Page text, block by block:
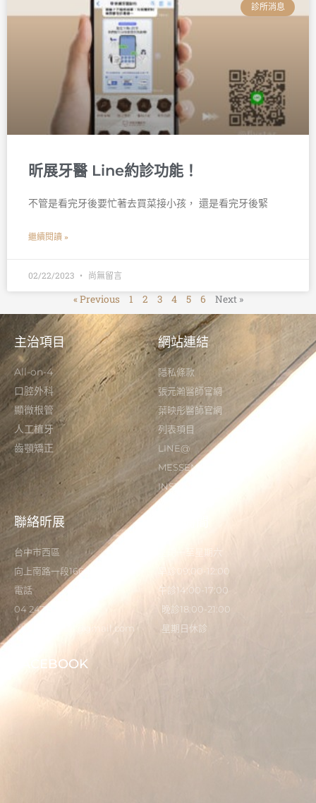
診所消息
昕展牙醫 Line約診功能！
不管是看完牙後要忙著去買菜接小孩， 還是看完牙後緊
繼續閱讀 »
02/22/2023 尚無留言
« Previous 1 2 3 4 5 6 Next »
主治項目
All-on-4
口腔外科
顯微根管
人工植牙
齒顎矯正
網站連結
隱私條款
張元瀚醫師官網
葉映彤醫師官網
列表項目
LINE@
MESSENGER
INSTAGRAM
聯絡昕展
台中市西區
向上南路一段166-5號
電話
04 2473 0325
flystardental@gmail.com
星期一至星期六
早診09:00-12:00
午診14:00-17:00
晚診18:00-21:00
星期日休診
FACEBOOK